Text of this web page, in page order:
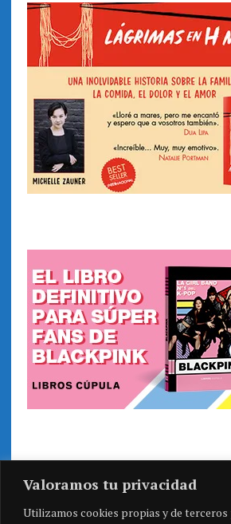
Valoramos tu privacidad
Utilizamos cookies propias y de